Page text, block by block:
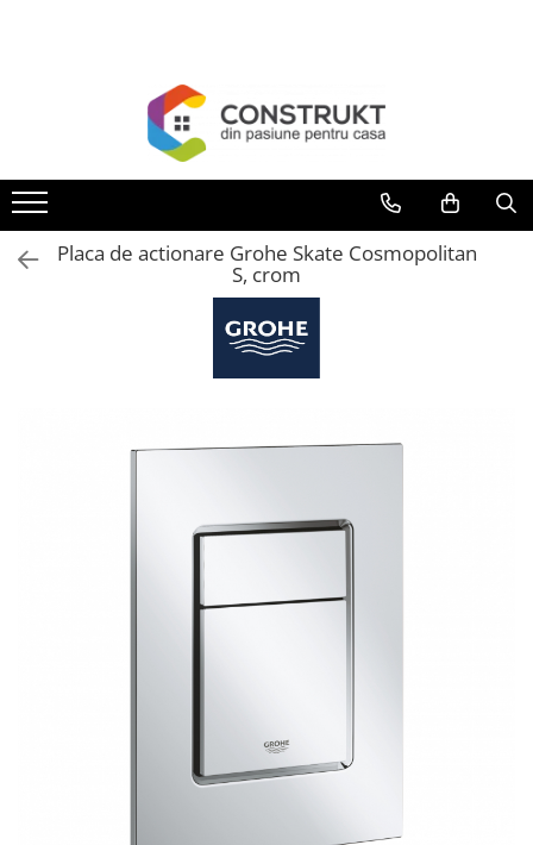
Termoseminee, seminee si sobe
Cazane pe combustibil solid
Cazane pe combustibil gazos/lichid
Aeroterme si destratificatoare de
Solutii de curatare si tratare
Placa de actionare Grohe Skate Cosmopolitan
S, crom